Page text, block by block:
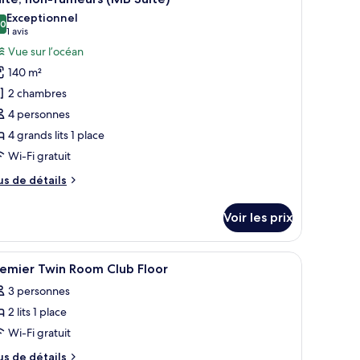
:
sur 10
Exceptionnel
1 avis
(1 avis)
Vue sur l’océan
140 m²
2 chambres
4 personnes
4 grands lits 1 place
Wi-Fi gratuit
de détails
Voir les prix
Coffres-forts dans les chambres, rideaux
1 Twin Room Club Floor
3 personnes
2 lits 1 place
Wi-Fi gratuit
de détails